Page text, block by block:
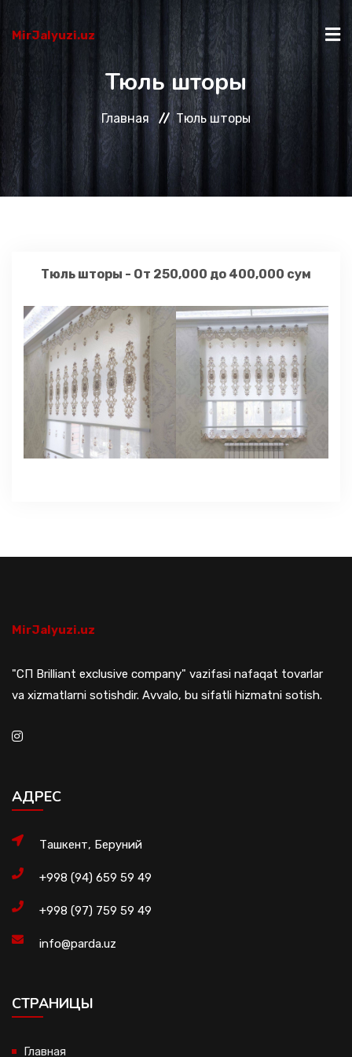
MirJalyuzi.uz
О НАС
КОНТАКТЫ
ЯЗЫКИ
ОСТАВИТЬ ЗАЯВКУ
Тюль шторы
Главная Тюль шторы
Тюль шторы - От 250,000 до 400,000 сум
MirJalyuzi.uz
"СП Brilliant exclusive company" vazifasi nafaqat tovarlar
va xizmatlarni sotishdir. Avvalo, bu sifatli hizmatni sotish.
АДРЕС
Ташкент, Беруний
+998 (94) 659 59 49
+998 (97) 759 59 49
info@parda.uz
CТРАНИЦЫ
Главная